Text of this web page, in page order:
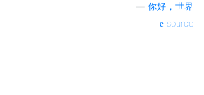
你好，世界
source